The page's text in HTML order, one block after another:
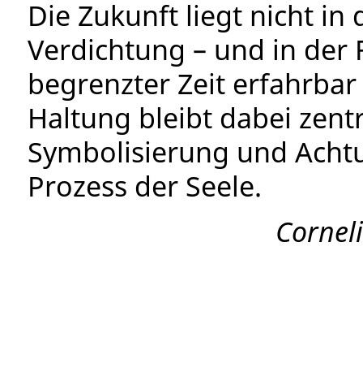
Die Zukunft liegt nicht in
Verdichtung – und in der
begrenzter Zeit
Haltung bleibt dabei
Symbolisierung und
Prozess der Seele.